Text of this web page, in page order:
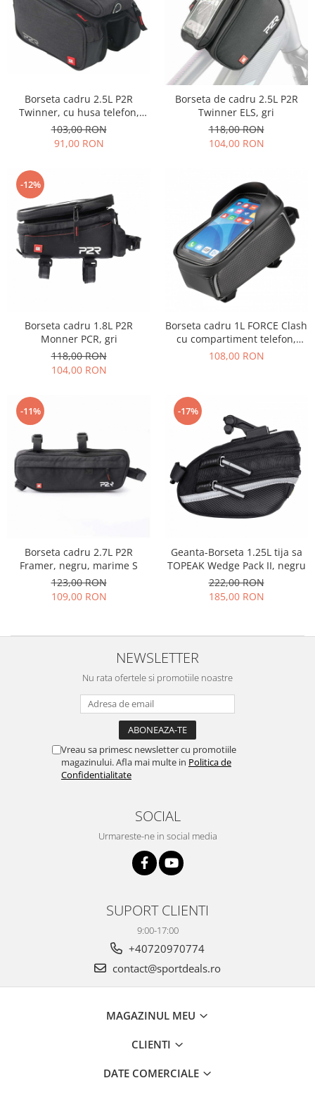
Borseta cadru 2.5L P2R
Twinner, cu husa telefon,
negru
103,00 RON
91,00 RON
Borseta de cadru 2.5L P2R
Twinner ELS, gri
118,00 RON
104,00 RON
-12%
Borseta cadru 1.8L P2R
Monner PCR, gri
118,00 RON
104,00 RON
Borseta cadru 1L FORCE Clash
cu compartiment telefon,
neagra
108,00 RON
-11%
Borseta cadru 2.7L P2R
Framer, negru, marime S
123,00 RON
109,00 RON
-17%
Geanta-Borseta 1.25L tija sa
TOPEAK Wedge Pack II, negru
222,00 RON
185,00 RON
NEWSLETTER
Nu rata ofertele si promotiile noastre
Vreau sa primesc newsletter cu promotiile
magazinului. Afla mai multe in Politica de
Confidentialitate
SOCIAL
Urmareste-ne in social media
SUPORT CLIENTI
9:00-17:00
+40720970774
contact@sportdeals.ro
MAGAZINUL MEU
CLIENTI
DATE COMERCIALE